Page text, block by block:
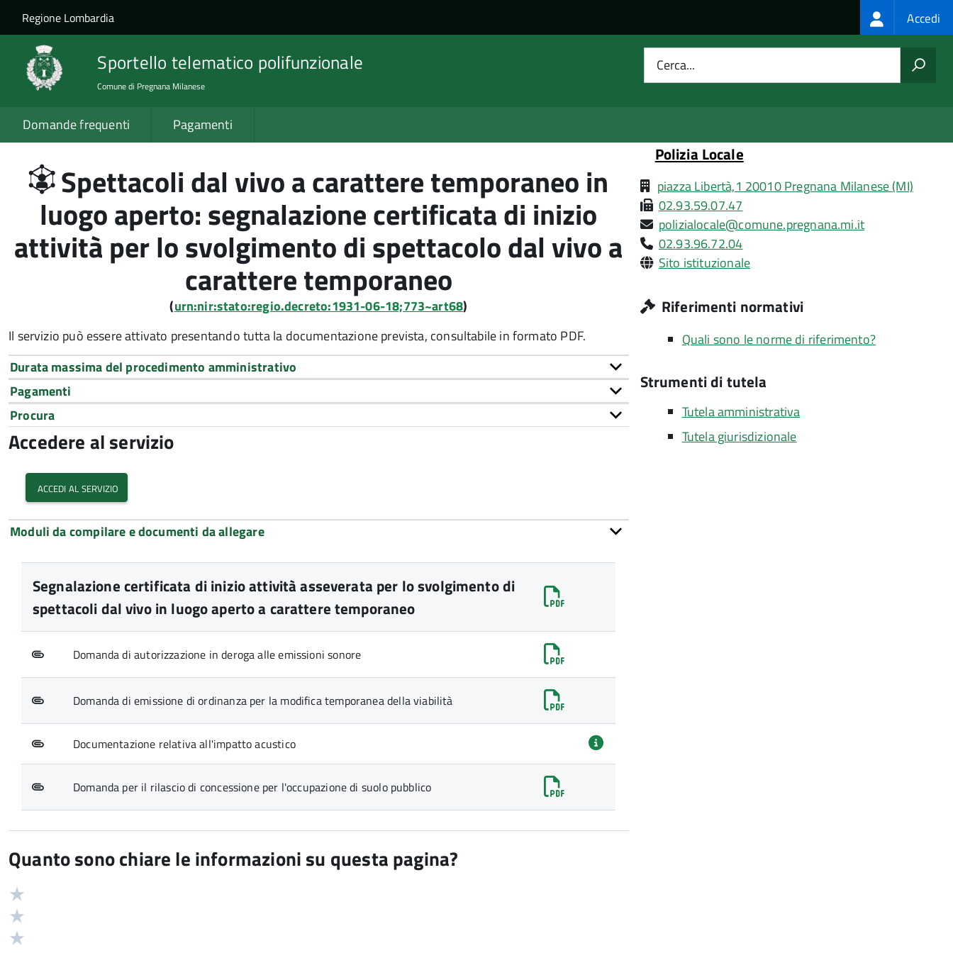
Salta al contenuto principale
Skip to site navigation
Regione Lombardia Login
menu
Accedi
Sportello telematico polifunzionale
Comune di Pregnana Milanese
Cerca...
Domande frequenti Pagamenti
Spettacoli dal vivo a carattere temporaneo in
luogo aperto: segnalazione certificata di inizio
attività per lo svolgimento di spettacolo dal vivo a
carattere temporaneo
(urn:nir:stato:regio.decreto:1931-06-18;773~art68)
Il servizio può essere attivato presentando tutta la documentazione prevista, consultabile in formato PDF.
Durata massima del procedimento amministrativo
Pagamenti
Procura
Accedere al servizio
accedi al servizio
Moduli da compilare e documenti da allegare
Segnalazione certificata di inizio attività asseverata per lo svolgimento di
spettacoli dal vivo in luogo aperto a carattere temporaneo
Domanda di autorizzazione in deroga alle emissioni sonore
Domanda di emissione di ordinanza per la modifica temporanea della viabilità
Documentazione relativa all'impatto acustico
Domanda per il rilascio di concessione per l'occupazione di suolo pubblico
Quanto sono chiare le informazioni su questa pagina?
Valutazione
Polizia Locale
piazza Libertà,1 20010 Pregnana Milanese (MI)
02.93.59.07.47
polizialocale@comune.pregnana.mi.it
02.93.96.72.04
Sito istituzionale
Riferimenti normativi
Quali sono le norme di riferimento?
Strumenti di tutela
Tutela amministrativa
Tutela giurisdizionale